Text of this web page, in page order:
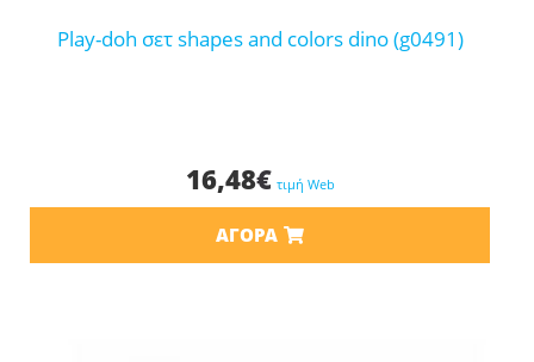
play-doh σετ shapes and colors dino (g0491)
16,48€ τιμή Web
ΑΓΟΡΆ